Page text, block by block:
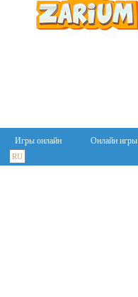
Игры онлайн Онлайн игры
RU